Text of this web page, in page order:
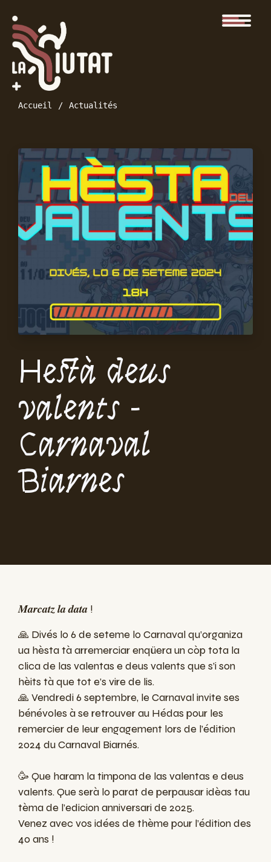
Accueil Actualités
Hestà deus
valents -
Carnaval
Biarnes
𝑴𝒂𝒓𝒄𝒂𝒕𝒛 𝒍𝒂 𝒅𝒂𝒕𝒂 !
🙏 Divés lo 6 de seteme lo Carnaval qu’organiza
ua hèsta tà arremerciar enqüera un còp tota la
clica de las valentas e deus valents que s’i son
hèits tà que tot e’s vire de lis.
🙏 Vendredi 6 septembre, le Carnaval invite ses
bénévoles à se retrouver au Hédas pour les
remercier de leur engagement lors de l’édition
2024 du Carnaval Biarnés.
🥳 Que haram la timpona de las valentas e deus
valents. Que serà lo parat de perpausar idèas tau
tèma de l’edicion anniversari de 2025.
Venez avec vos idées de thème pour l’édition des
40 ans !